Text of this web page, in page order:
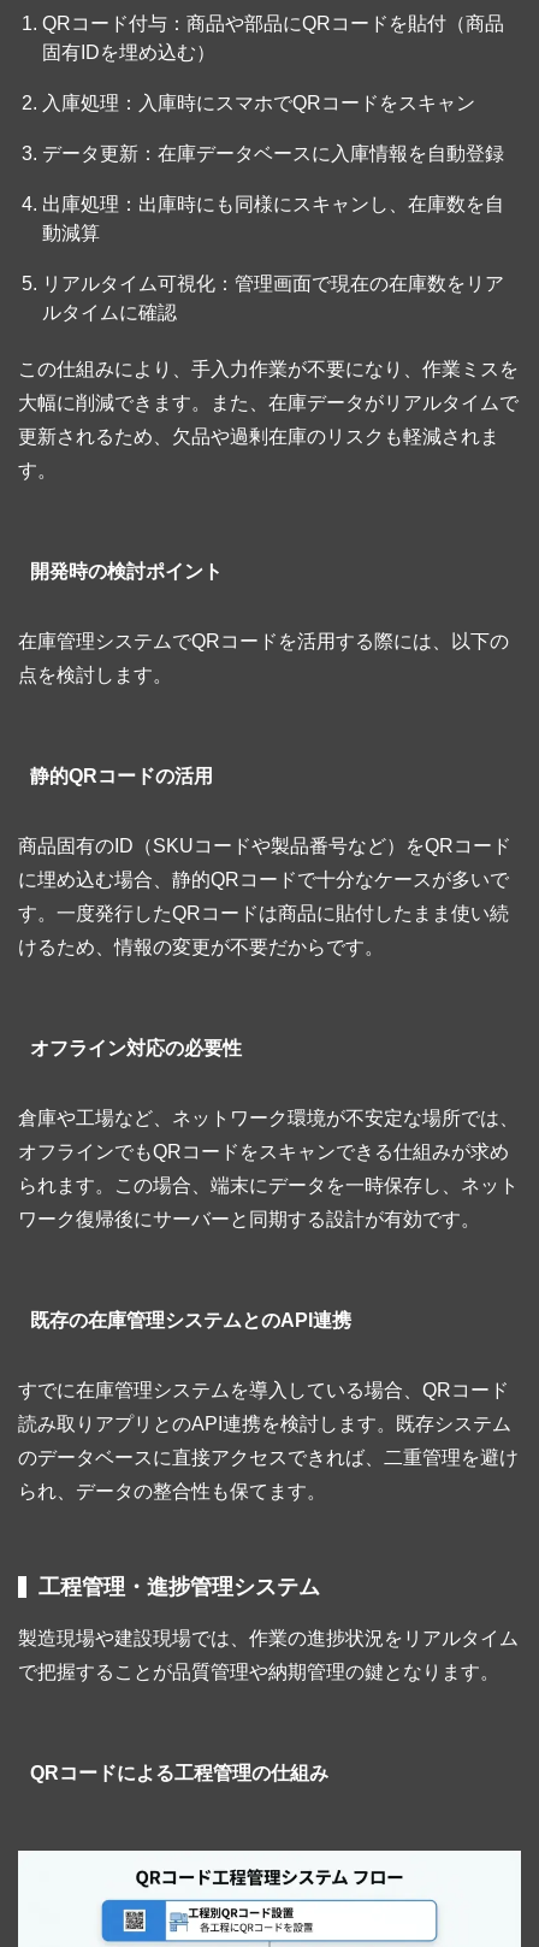
QRコード付与：商品や部品にQRコードを貼付（商品
固有IDを埋め込む）
入庫処理：入庫時にスマホでQRコードをスキャン
データ更新：在庫データベースに入庫情報を自動登録
出庫処理：出庫時にも同様にスキャンし、在庫数を自
動減算
リアルタイム可視化：管理画面で現在の在庫数をリア
ルタイムに確認
この仕組みにより、手入力作業が不要になり、作業ミスを
大幅に削減できます。また、在庫データがリアルタイムで
更新されるため、欠品や過剰在庫のリスクも軽減されま
す。
開発時の検討ポイント
在庫管理システムでQRコードを活用する際には、以下の
点を検討します。
静的QRコードの活用
商品固有のID（SKUコードや製品番号など）をQRコード
に埋め込む場合、静的QRコードで十分なケースが多いで
す。一度発行したQRコードは商品に貼付したまま使い続
けるため、情報の変更が不要だからです。
オフライン対応の必要性
倉庫や工場など、ネットワーク環境が不安定な場所では、
オフラインでもQRコードをスキャンできる仕組みが求め
られます。この場合、端末にデータを一時保存し、ネット
ワーク復帰後にサーバーと同期する設計が有効です。
既存の在庫管理システムとのAPI連携
すでに在庫管理システムを導入している場合、QRコード
読み取りアプリとのAPI連携を検討します。既存システム
のデータベースに直接アクセスできれば、二重管理を避け
られ、データの整合性も保てます。
工程管理・進捗管理システム
製造現場や建設現場では、作業の進捗状況をリアルタイム
で把握することが品質管理や納期管理の鍵となります。
QRコードによる工程管理の仕組み